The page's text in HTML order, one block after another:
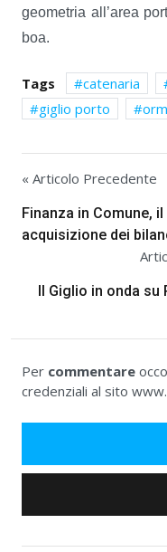
geometria all’area
boa.
Tags catenaria
giglio porto
« Articolo Precedente
Finanza in Comune,
acquisizione dei
Il Giglio in onda su
Per commentare
credenziali al sito